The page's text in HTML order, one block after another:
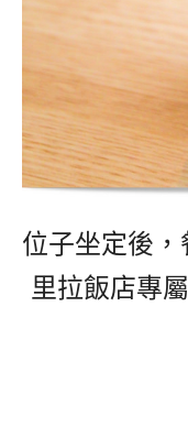
位子坐定後
里拉飯店專